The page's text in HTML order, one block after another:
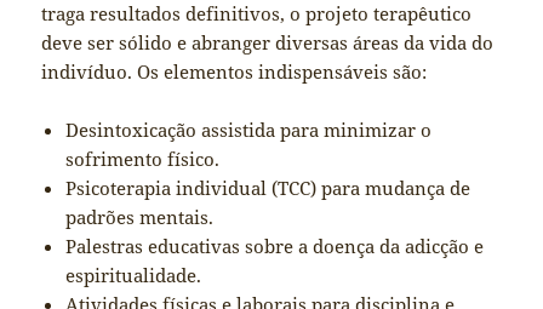
traga resultados definitivos, o projeto terapêutico
deve ser sólido e abranger diversas áreas da vida do
indivíduo. Os elementos indispensáveis são:
Desintoxicação assistida para minimizar o
sofrimento físico.
Psicoterapia individual (TCC) para mudança de
padrões mentais.
Palestras educativas sobre a doença da adicção e
espiritualidade.